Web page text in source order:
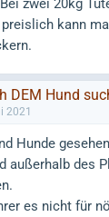
zwei 20kg
kann
DEM Hund
2021
Hunde
außerhalb des
es nicht für